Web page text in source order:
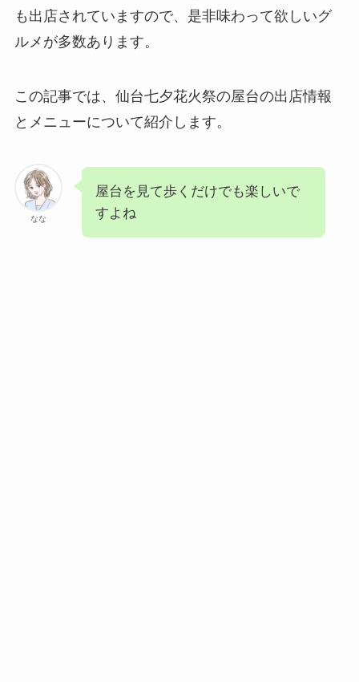
も出店されていますので、是非味わって欲しいグ
ルメが多数あります。
この記事では、仙台七夕花火祭の屋台の出店情報
とメニューについて紹介します。
なな
屋台を見て歩くだけでも楽しいで
すよね